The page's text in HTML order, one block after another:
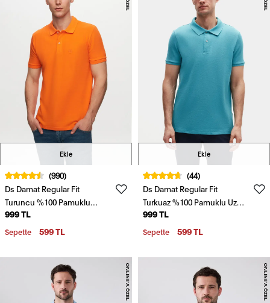
Ekle
(990)
Ds Damat Regular Fit
Turuncu %100 Pamuklu
Uzun Ömürlü Kıvrılmaz Polo
Yaka Nakışlı T-Shirt
999 TL
Sepette 599 TL
Ekle
(44)
Ds Damat Regular Fit
Turkuaz %100 Pamuklu Uzun
Ömürlü Kıvrılmaz Polo Yaka
Nakışlı T-Shirt
999 TL
Sepette 599 TL